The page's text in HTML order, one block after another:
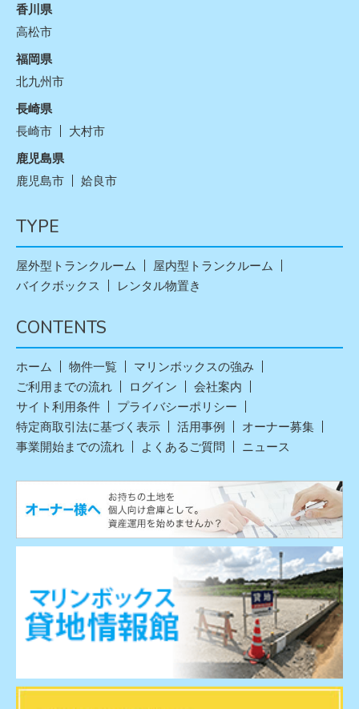
香川県
高松市
福岡県
北九州市
長崎県
長崎市
大村市
鹿児島県
鹿児島市
姶良市
TYPE
屋外型トランクルーム
屋内型トランクルーム
バイクボックス
レンタル物置き
CONTENTS
ホーム 物件一覧
マリンボックスの強み
ご利用までの流れ
ログイン
会社案内
サイト利用条件
プライバシーポリシー
特定商取引法に基づく表示
活用事例
オーナー募集
事業開始までの流れ
よくあるご質問 ニュース